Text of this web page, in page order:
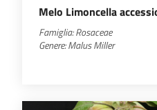
Melo Limoncella
Famiglia:Rosaceae
Genere:MalusMiller